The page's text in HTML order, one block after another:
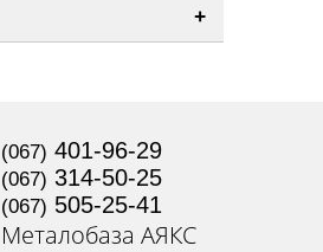
+
(067) 401-96-29
(067) 314-50-25
(067) 505-25-41
Металобаза АЯКС